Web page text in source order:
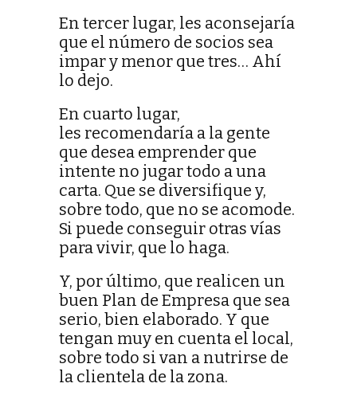
En tercer lugar, les aconsejaría
que el número de socios sea
impar y menor que tres… Ahí
lo dejo.
En cuarto lugar,
les recomendaría a la gente
que desea emprender que
intente no jugar todo a una
carta. Que se diversifique y,
sobre todo, que no se acomode.
Si puede conseguir otras vías
para vivir, que lo haga.
Y, por último, que realicen un
buen Plan de Empresa que sea
serio, bien elaborado. Y que
tengan muy en cuenta el local,
sobre todo si van a nutrirse de
la clientela de la zona.